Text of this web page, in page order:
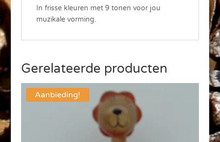
In frisse kleuren met 9 tonen voor jou
muzikale vorming.
Gerelateerde producten
Aanbieding!